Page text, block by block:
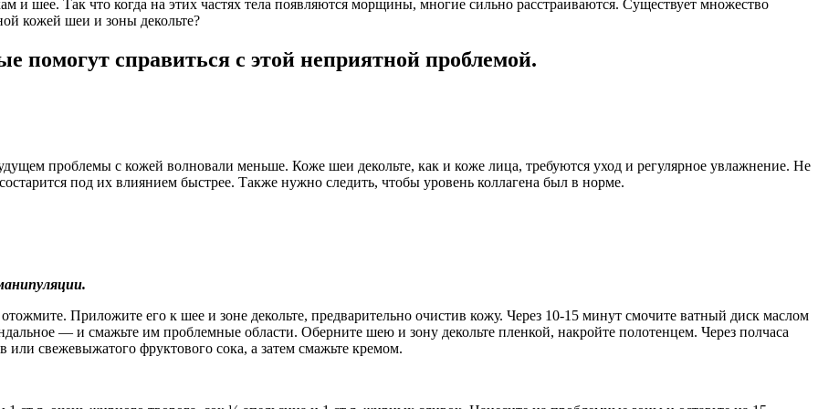
и шее. Так что когда на этих частях тела появляются морщины, многие сильно расстраиваются. Существует множество
кожей шеи и зоны декольте?
помогут справиться с этой неприятной проблемой.
проблемы с кожей волновали меньше. Коже шеи декольте, как и коже лица, требуются уход и регулярное увлажнение. Не
под их влиянием быстрее. Также нужно следить, чтобы уровень коллагена был в норме.
Приложите его к шее и зоне декольте, предварительно очистив кожу. Через 10-15 минут смочите ватный диск маслом
— и смажьте им проблемные области. Оберните шею и зону декольте пленкой, накройте полотенцем. Через полчаса
свежевыжатого фруктового сока, а затем смажьте кремом.